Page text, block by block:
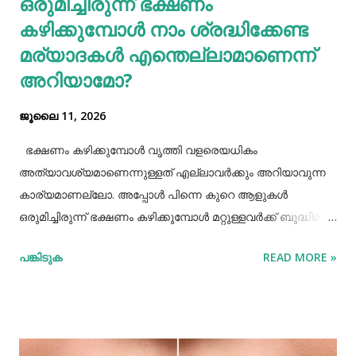
കഴിക്കുമ്പോൾ നാം ശ്രദ്ധിക്കേണ്ട
മര്യാദകൾ എന്തെല്ലാമാണെന്ന്
അറിയാമോ?
ജൂലൈ 11, 2026
ഭക്ഷണം കഴിക്കുമ്പോൾ വൃത്തി വളരെയധികം
അത്യാവശ്യമാണെന്നുള്ളത് എല്ലാവർക്കും അറിയാവുന്ന
കാര്യമാണല്ലോ. അപ്പോൾ പിന്നെ കുറെ ആളുകൾ
ഒരുമിച്ചിരുന്ന് ഭക്ഷണം കഴിക്കുമ്പോൾ മറ്റുള്ളവർക്ക് ബുദ്ധിമുട്ട്
ശ്രദ്ധിക്കേണ്ട ചില കാര്യങ്ങളുണ്ട്. ആദ്യമായി നമ്മൾ
കഴുകി ശുദ്ധിയാക്കേണ്ടതുണ്ട്. അതേപോലെ നമ്മുടെ
പങ്കിടുക READ MORE »